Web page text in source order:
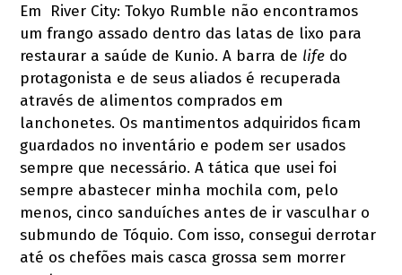
Em River City: Tokyo Rumble não encontramos
um frango assado dentro das latas de lixo para
restaurar a saúde de Kunio. A barra de life do
protagonista e de seus aliados é recuperada
através de alimentos comprados em
lanchonetes. Os mantimentos adquiridos ficam
guardados no inventário e podem ser usados
sempre que necessário. A tática que usei foi
sempre abastecer minha mochila com, pelo
menos, cinco sanduíches antes de ir vasculhar o
submundo de Tóquio. Com isso, consegui derrotar
até os chefões mais casca grossa sem morrer